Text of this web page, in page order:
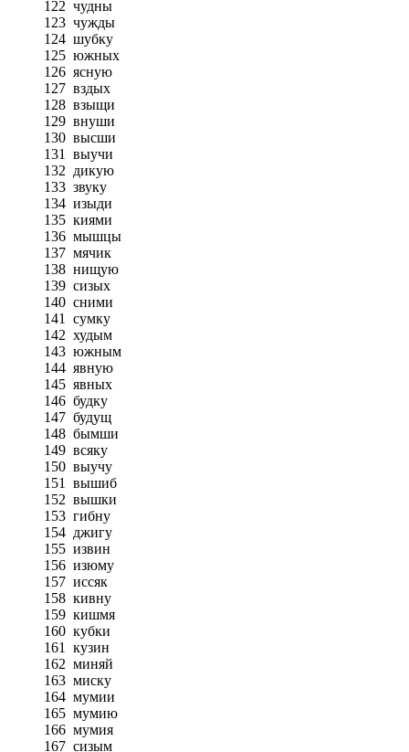
122 чудны
123 чужды
124 шубку
125 южных
126 ясную
127 вздых
128 взыщи
129 внуши
130 высши
131
выучи
132 дикую
133 звуку
134 изыди
135 киями
136 мышцы
137 мячик
138 нищую
139 сизых
140 сними
141
сумку
142 худым
143 южным
144 явную
145 явных
146 будку
147 будущ
148 бымши
149 всяку
150 выучу
151
вышиб
152 вышки
153 гибну
154 джигу
155 извин
156 изюму
157 иссяк
158 кивну
159 кишмя
160 кубки
161
кузин
162 миняй
163 миску
164 мумии
165 мумию
166 мумия
167 сизым